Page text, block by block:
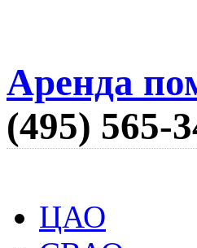
Аренда
(495) 565-
ЦАО